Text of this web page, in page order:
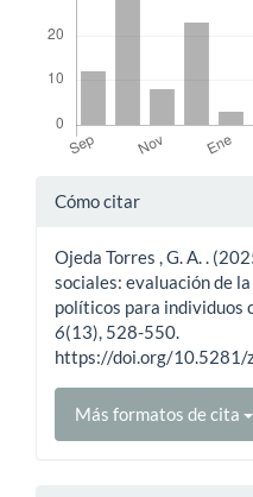
Detalles
artículo
Cómo citar
Ojeda Torres , G. A. .
sociales: evaluación de
políticos para individuos
6(13), 528-550.
https://doi.org/10.5281/
Más formatos de cita